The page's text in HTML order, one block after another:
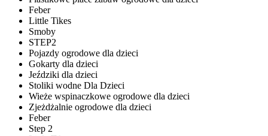
Feber
Little Tikes
Smoby
STEP2
Pojazdy ogrodowe dla dzieci
Gokarty dla dzieci
Jeździki dla dzieci
Stoliki wodne Dla Dzieci
Wieże wspinaczkowe ogrodowe dla dzieci
Zjeżdżalnie ogrodowe dla dzieci
Feber
Step 2